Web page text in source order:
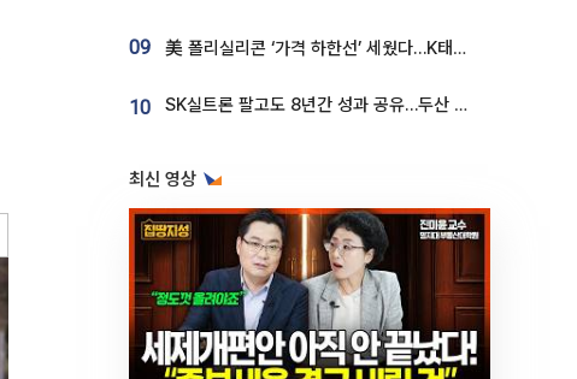
09 美 폴리실리콘 ‘가격 하한선’ 세웠다…K태양광 수혜 기대
10 SK실트론 팔고도 8년간 성과 공유…두산 인수대금 2.3조가 끝 아냐
최신 영상